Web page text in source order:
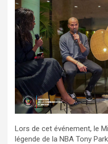
Lors de cet événement, le
légende de la NBA Tony